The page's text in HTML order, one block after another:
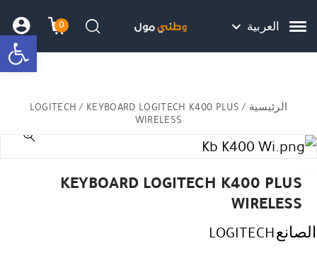
هل نزلت التطبيق ليصلك كل جديد ؟
العربية 0
עגלתחיפוש
الرئيسية /
LOGITECH/ KEYBOARD LOGITECH K400 PLUS
WIRELESS
KEYBOARD LOGITECH K400 PLUS
WIRELESS
الصانعLOGITECH